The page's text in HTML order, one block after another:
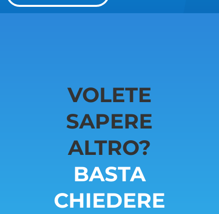
VOLETE
SAPERE
ALTRO?
BASTA
CHIEDERE